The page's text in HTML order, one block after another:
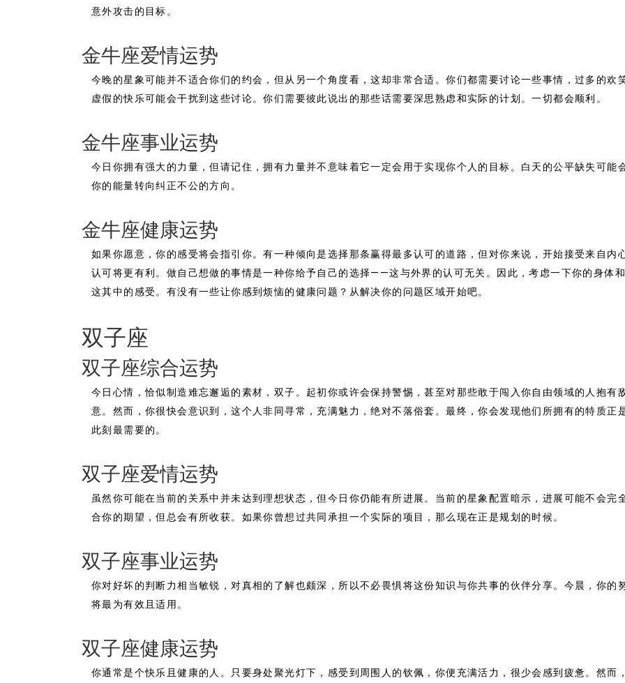
意外攻击的目标。
金牛座爱情运势
今晚的星象可能并不适合你们的约会，但从另一个角度看，这却非常合适。你们都需要讨论一些事情，过多的欢
虚假的快乐可能会干扰到这些讨论。你们需要彼此说出的那些话需要深思熟虑和实际的计划。一切都会顺利。
金牛座事业运势
今日你拥有强大的力量，但请记住，拥有力量并不意味着它一定会用于实现你个人的目标。白天的公平缺失可能
你的能量转向纠正不公的方向。
金牛座健康运势
如果你愿意，你的感受将会指引你。有一种倾向是选择那条赢得最多认可的道路，但对你来说，开始接受来自内
认可将更有利。做自己想做的事情是一种你给予自己的选择——这与外界的认可无关。因此，考虑一下你的身体
这其中的感受。有没有一些让你感到烦恼的健康问题？从解决你的问题区域开始吧。
双子座
双子座综合运势
今日心情，恰似制造难忘邂逅的素材，双子。起初你或许会保持警惕，甚至对那些敢于闯入你自由领域的人抱有
意。然而，你很快会意识到，这个人非同寻常，充满魅力，绝对不落俗套。最终，你会发现他们所拥有的特质正
此刻最需要的。
双子座爱情运势
虽然你可能在当前的关系中并未达到理想状态，但今日你仍能有所进展。当前的星象配置暗示，进展可能不会完
合你的期望，但总会有所收获。如果你曾想过共同承担一个实际的项目，那么现在正是规划的时候。
双子座事业运势
你对好坏的判断力相当敏锐，对真相的了解也颇深，所以不必畏惧将这份知识与你共事的伙伴分享。今晨，你的
将最为有效且适用。
双子座健康运势
你通常是个快乐且健康的人。只要身处聚光灯下，感受到周围人的钦佩，你便充满活力，很少会感到疲惫。然而